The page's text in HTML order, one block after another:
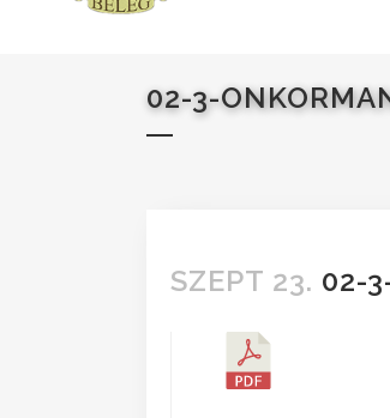
02-3-
SZEPT 23. 02-